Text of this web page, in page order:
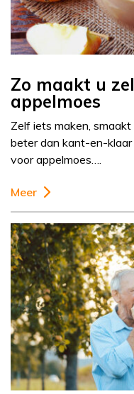
Zo maakt u
appelmoes
Zelf iets maken,
beter dan kant-en-
voor appelmoes….
Meer